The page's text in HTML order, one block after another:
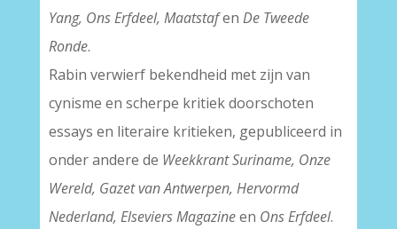
Yang, Ons Erfdeel, Maatstafen De Tweede
Ronde.
Rabin verwierf bekendheid met zijn van
cynisme en scherpe kritiek doorschoten
essays en literaire kritieken, gepubliceerd in
onder andere de Weekkrant Suriname, Onze
Wereld, Gazet van Antwerpen, Hervormd
Nederland, Elseviers Magazineen Ons Erfdeel.